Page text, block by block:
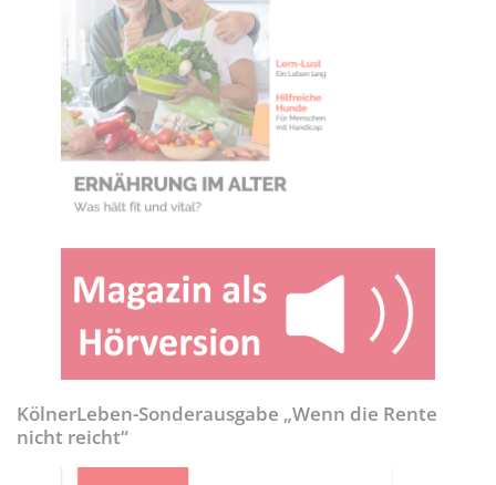
KölnerLeben-Sonderausgabe „Wenn die Rente
nicht reicht“